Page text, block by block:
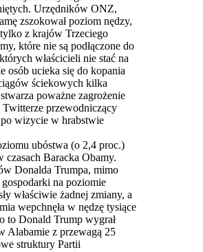
Urzędników ONZ,
zszokował poziom nędzy,
z krajów Trzeciego
które nie są podłączone do
właścicieli nie stać na
osób ucieka się do kopania
ściekowych kilka
poważne zagrożenie
Twitterze przewodniczący
wizycie w hrabstwie
ubóstwa (o 2,4 proc.)
czasach Baracka Obamy.
Donalda Trumpa, mimo
na poziomie
właściwie żadnej zmiany, a
wepchnęła w nędzę tysiące
to Donald Trump wygrał
Alabamie z przewagą 25
struktury Partii